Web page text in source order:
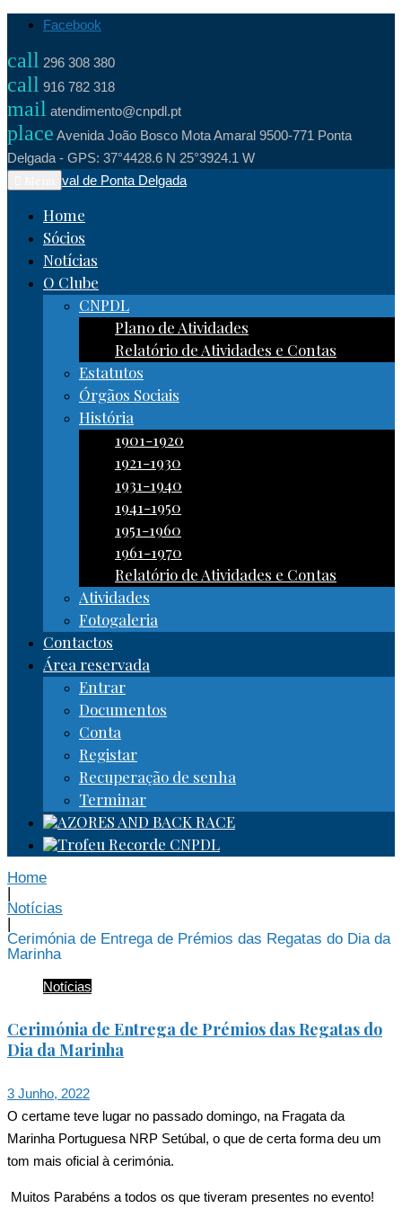
Skip
content
Facebook
call 296 308 380
call 916 782 318
mail atendimento@cnpdl.pt
place Avenida João Bosco Mota Amaral 9500-771 Ponta
Delgada - GPS: 37°4428.6 N 25°3924.1 W
Clube Naval de Ponta Delgada
Home
Sócios
Notícias
O Clube
CNPDL
Plano de Atividades
Relatório de Atividades e Contas
Estatutos
Órgãos Sociais
História
1901-1920
1921-1930
1931-1940
1941-1950
1951-1960
1961-1970
Relatório de Atividades e Contas
Atividades
Fotogaleria
Contactos
Área reservada
Entrar
Documentos
Conta
Registar
Recuperação de senha
Terminar
Home
|
Notícias
|
Cerimónia de Entrega de Prémios das Regatas do Dia da
Marinha
Notícias
Cerimónia de Entrega de Prémios das Regatas do
Dia da Marinha
3 Junho, 2022
O certame teve lugar no passado domingo, na Fragata da
Marinha Portuguesa NRP Setúbal, o que de certa forma deu um
tom mais oficial à cerimónia.
Muitos Parabéns a todos os que tiveram presentes no evento!